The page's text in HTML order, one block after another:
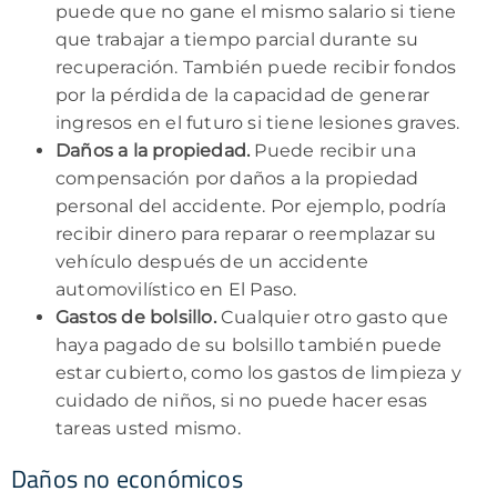
puede que no gane el mismo salario si tiene
que trabajar a tiempo parcial durante su
recuperación. También puede recibir fondos
por la pérdida de la capacidad de generar
ingresos en el futuro si tiene lesiones graves.
Daños a la propiedad. Puede recibir una
compensación por daños a la propiedad
personal del accidente. Por ejemplo, podría
recibir dinero para reparar o reemplazar su
vehículo después de un accidente
automovilístico en El Paso.
Gastos de bolsillo.Cualquier otro gasto que
haya pagado de su bolsillo también puede
estar cubierto, como los gastos de limpieza y
cuidado de niños, si no puede hacer esas
tareas usted mismo.
Daños no económicos